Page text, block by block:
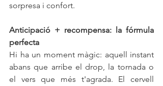
sorpresa i confort.
Anticipació + recompensa: la fórmula
perfecta
Hi ha un moment màgic: aquell instant
abans que arribe el drop, la tornada o
el vers que més t'agrada. El cervell